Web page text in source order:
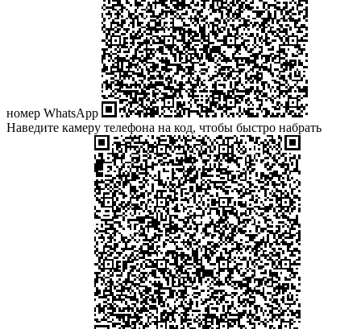
номер WhatsApp
Наведите камеру телефона на код, чтобы быстро набрать